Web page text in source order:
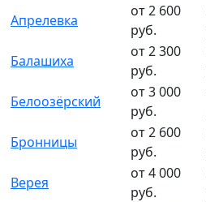
Апрелевка
от 2 600
руб.
Балашиха
от 2 300
руб.
Белоозёрский
от 3 000
руб.
Бронницы
от 2 600
руб.
Верея
от 4 000
руб.